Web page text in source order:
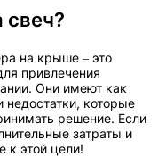
свеч?
на крыше – это
привлечения
Они имеют как
которые
решение. Если
затраты и
к этой цели!